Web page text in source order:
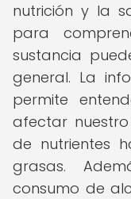
nutrición y la
para
sustancia
general. La
permite
afectar
de nutrientes
grasas.
consumo de